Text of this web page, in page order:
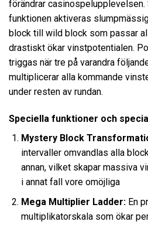
förändrar casinospelupplevelsen.
funktionen aktiveras
block till wild block som passar
drastiskt ökar vinstpotentialen.
triggas när tre på varandra
multiplicerar alla kommande
under resten av rundan.
Speciella funktioner och
Mystery Block
intervaller omvandlas alla
annan, vilket skapar massiva
i annat fall vore omöjliga
Mega Multiplier Ladder:En
multiplikatorskala som ökar